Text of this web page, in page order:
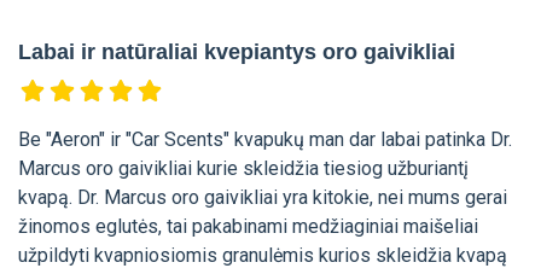
Labai ir natūraliai kvepiantys oro gaivikliai
Be "Aeron" ir "Car Scents" kvapukų man dar labai patinka Dr.
Marcus oro gaivikliai kurie skleidžia tiesiog užburiantį
kvapą. Dr. Marcus oro gaivikliai yra kitokie, nei mums gerai
žinomos eglutės, tai pakabinami medžiaginiai maišeliai
užpildyti kvapniosiomis granulėmis kurios skleidžia kvapą